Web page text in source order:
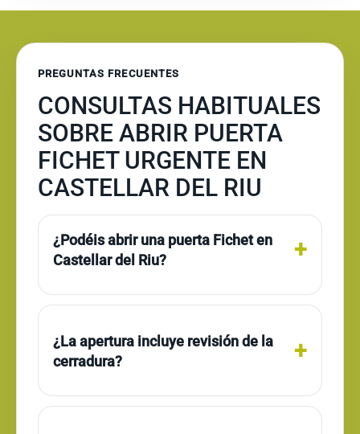
PREGUNTAS FRECUENTES
CONSULTAS HABITUALES
SOBRE ABRIR PUERTA
FICHET URGENTE EN
CASTELLAR DEL RIU
¿Podéis abrir una puerta Fichet en
Castellar del Riu?
¿La apertura incluye revisión de la
cerradura?